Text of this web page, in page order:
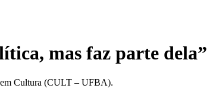
mas faz parte dela”
Cultura (CULT – UFBA).